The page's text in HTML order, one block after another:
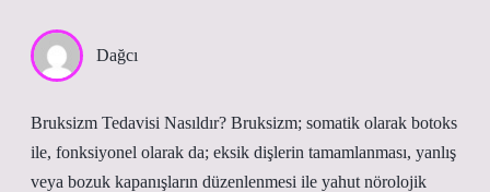
Dağcı
Bruksizm Tedavisi Nasıldır? Bruksizm; somatik olarak botoks
ile, fonksiyonel olarak da; eksik dişlerin tamamlanması, yanlış
veya bozuk kapanışların düzenlenmesi ile yahut nörolojik